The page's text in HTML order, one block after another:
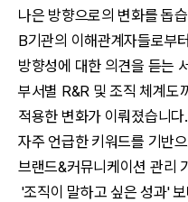
나은 방향으로의 변화를 돕
B기관의 이해관계자들로부
방향성에 대한 의견을 듣는
부서별 R&R 및 조직 체계도
적용한 변화가 이뤄졌습니다
자주 언급한 키워드를 기반
브랜드&커뮤니케이션 관리
'조직이 말하고 싶은 성과'